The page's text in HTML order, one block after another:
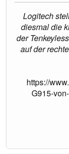
Logitech
diesmal die
der
auf der
https://
G915-